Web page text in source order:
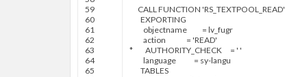
59
60
61
62
63
64
65
CALL FUNCTION 'RS_TEXTPOOL_READ'
EXPORTING
objectname
= lv fugr
action
= 'READ'
* AUTHORITY_CHECK = ' '
language
= sy-langu
TABLES